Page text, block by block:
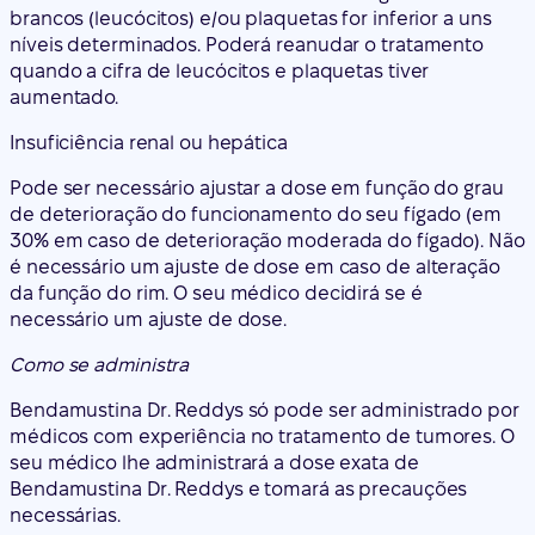
brancos (leucócitos) e/ou plaquetas for inferior a uns
níveis determinados. Poderá reanudar o tratamento
quando a cifra de leucócitos e plaquetas tiver
aumentado.
Insuficiência renal ou hepática
Pode ser necessário ajustar a dose em função do grau
de deterioração do funcionamento do seu fígado (em
30% em caso de deterioração moderada do fígado). Não
é necessário um ajuste de dose em caso de alteração
da função do rim. O seu médico decidirá se é
necessário um ajuste de dose.
Como se administra
Bendamustina Dr. Reddys só pode ser administrado por
médicos com experiência no tratamento de tumores. O
seu médico lhe administrará a dose exata de
Bendamustina Dr. Reddys e tomará as precauções
necessárias.